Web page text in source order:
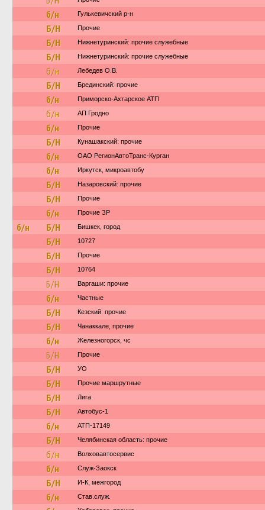
б/н Гулькевичский р-н
Б/Н Прочие
Б/Н Нижнетуринский: прочие служебные
Б/Н Нижнетуринский: прочие служебные
б/н Лебедев О.В.
Б/Н Брединский: прочие
б/н Приморско-Ахтарское АТП
б/н АП Гродно
б/н Прочие
Б/Н Кунашакский: прочие
б/н ОАО РегионАвтоТранс-Курган
б/н Иркутск, микроавтобу
Б/Н Назаровский: прочие
Б/Н Прочие
б/н Прочие ЗР
б/н Б/Н Бишкек, город
Б/Н 10727
Б/Н Прочие
Б/Н 10764
Б/Н Варгаши: прочие
б/н Частные
Б/Н Кезский: прочие
Б/Н Чанаккале, прочие
б/н Железногорск, чс
Б/Н Прочие
Б/Н УО
Б/Н Прочие маршрутные
Б/Н Лига
Б/Н Автобус-1
б/н АТП-17149
Б/Н Челябинская область: прочие
б/н Волховавтосервис
б/н Служ-Заокск
Б/Н И-К, межгород
б/н Став.служ.